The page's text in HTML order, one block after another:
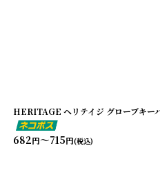
HERITAGE ヘリテイジ グローブキー
682円～715円(税込)